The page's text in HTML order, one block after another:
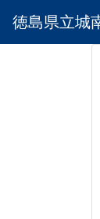
徳島県立城